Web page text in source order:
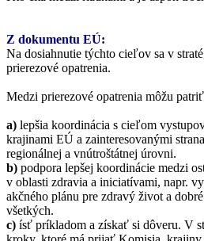
Z dokumentu EÚ:
Na dosiahnutie týchto cieľov sa v
prierezové opatrenia.
Medzi prierezové opatrenia môžu
a) lepšia koordinácia s cieľom
krajinami EÚ a zainteresovanými
regionálnej a vnútroštátnej úrovni.
b) podpora lepšej koordinácie medzi
v oblasti zdravia a iniciatívami, napr.
akčného plánu pre zdravý život a
všetkých.
c) ísť príkladom a získať si dôveru. V